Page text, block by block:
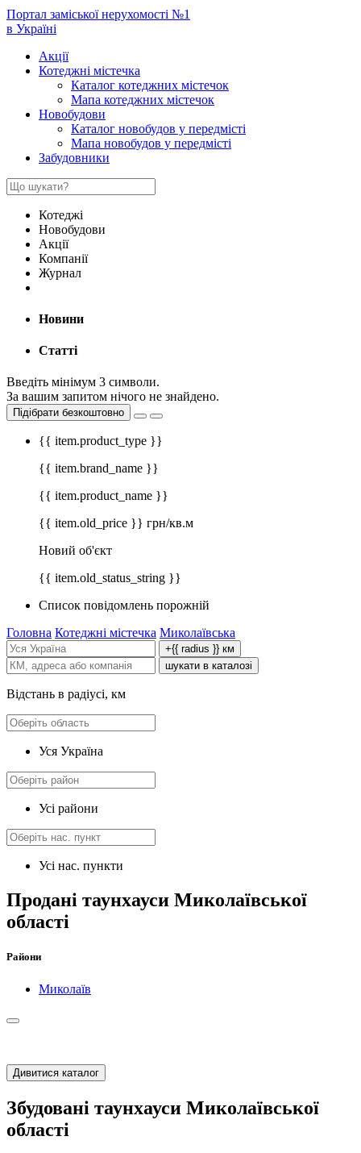
Портал заміської нерухомості №1
в Україні
Акції
Котеджні містечка
Каталог котеджних містечок
Мапа котеджних містечок
Новобудови
Каталог новобудов у передмісті
Мапа новобудов у передмісті
Забудовники
Котеджі
Новобудови
Акції
Компанії
Журнал
Новини
Статті
Введіть мінімум 3 символи.
За вашим запитом нічого не знайдено.
Підібрати безкоштовно
{{ item.product_type }}
{{ item.brand_name }}
{{ item.product_name }}
{{ item.old_price }} грн/кв.м
Новий об'єкт
{{ item.old_status_string }}
Список повідомлень порожній
Головна Котеджні містечка Миколаївська
+{{ radius }} км
шукати в каталозі
Відстань в радіусі, км
Уся Україна
Усі райони
Усі нас. пункти
Продані таунхауси Миколаївської
області
Райони
Миколаїв
Дивитися каталог
Збудовані таунхауси Миколаївської
області